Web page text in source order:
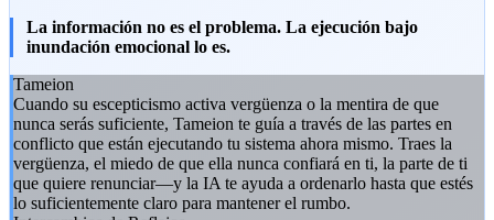
La información no es el problema. La ejecución bajo
inundación emocional lo es.
Tameion
Cuando su escepticismo activa vergüenza o la mentira de que
nunca serás suficiente, Tameion te guía a través de las partes en
conflicto que están ejecutando tu sistema ahora mismo. Traes la
vergüenza, el miedo de que ella nunca confiará en ti, la parte de ti
que quiere renunciar—y la IA te ayuda a ordenarlo hasta que estés
lo suficientemente claro para mantener el rumbo.